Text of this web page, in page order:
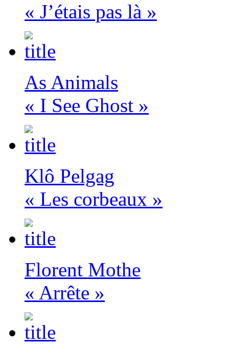
« J’étais pas là »
As Animals
« I See Ghost »
Klô Pelgag
« Les corbeaux »
Florent Mothe
« Arrête »